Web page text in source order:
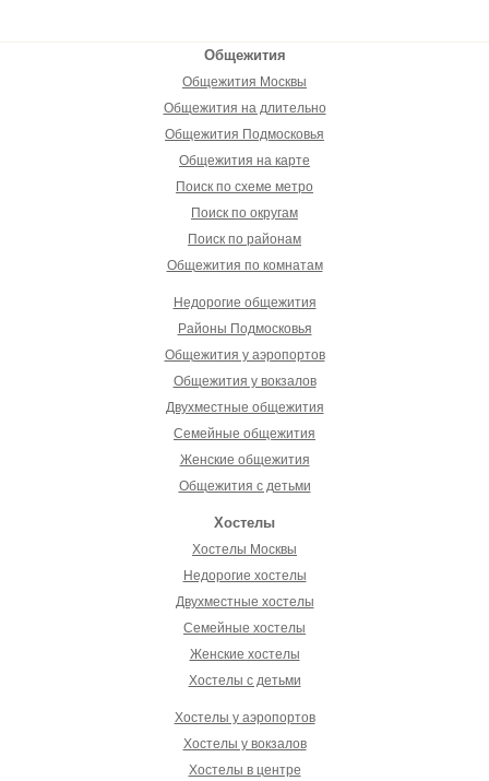
Общежития
Общежития Москвы
Общежития на длительно
Общежития Подмосковья
Общежития на карте
Поиск по схеме метро
Поиск по округам
Поиск по районам
Общежития по комнатам
Недорогие общежития
Районы Подмосковья
Общежития у аэропортов
Общежития у вокзалов
Двухместные общежития
Семейные общежития
Женские общежития
Общежития с детьми
Хостелы
Хостелы Москвы
Недорогие хостелы
Двухместные хостелы
Семейные хостелы
Женские хостелы
Хостелы с детьми
Хостелы у аэропортов
Хостелы у вокзалов
Хостелы в центре